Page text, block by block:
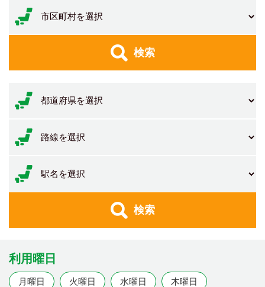
検索
検索
利用曜日
月曜日 火曜日 水曜日 木曜日